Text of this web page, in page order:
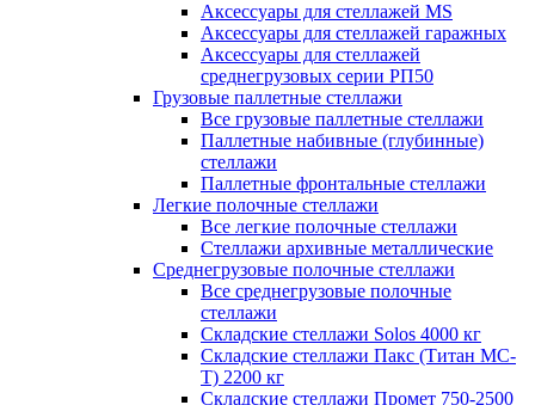
Аксессуары для стеллажей MS
Аксессуары для стеллажей гаражных
Аксессуары для стеллажей
среднегрузовых серии РП50
Грузовые паллетные стеллажи
Все грузовые паллетные стеллажи
Паллетные набивные (глубинные)
стеллажи
Паллетные фронтальные стеллажи
Легкие полочные стеллажи
Все легкие полочные стеллажи
Стеллажи архивные металлические
Среднегрузовые полочные стеллажи
Все среднегрузовые полочные
стеллажи
Складские стеллажи Solos 4000 кг
Складские стеллажи Пакс (Титан МС-
Т) 2200 кг
Складские стеллажи Промет 750-2500